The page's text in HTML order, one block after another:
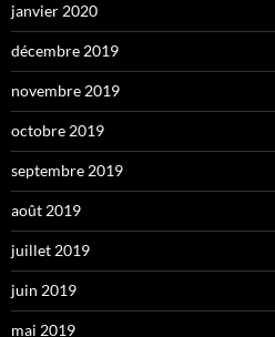
janvier 2020
décembre 2019
novembre 2019
octobre 2019
septembre 2019
août 2019
juillet 2019
juin 2019
mai 2019